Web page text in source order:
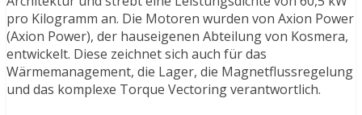
pro Kilogramm an. Die Motoren wurden von Axion Power
(Axion Power), der hauseigenen Abteilung von Kosmera,
entwickelt. Diese zeichnet sich auch für das
Wärmemanagement, die Lager, die Magnetflussregelung
und das komplexe Torque Vectoring verantwortlich.